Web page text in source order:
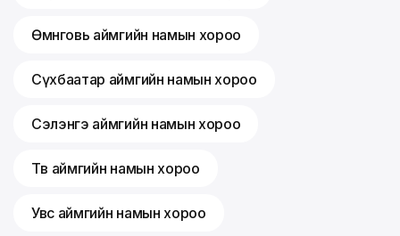
Өмнөговь аймгийн намын хороо
Сүхбаатар аймгийн намын хороо
Сэлэнгэ аймгийн намын хороо
Төв аймгийн намын хороо
Увс аймгийн намын хороо